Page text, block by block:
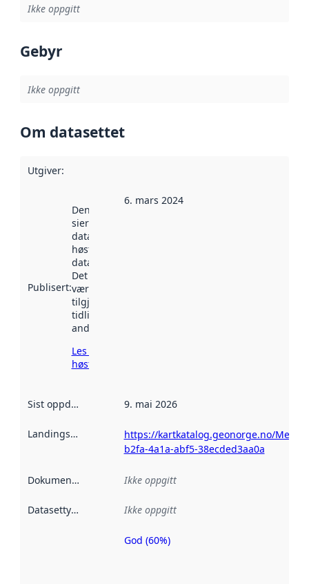
Ikke oppgitt
Gebyr
Ikke oppgitt
Om datasettet
Utgiver:
Publisert:
Denne datoen
sier når
datasettet ble
høstet av
data.norge.no.
Det kan ha
vært
tilgjengelig
tidligere
andre steder.
Les mer om
høsting her
6. mars 2024
Sist oppdatert 9. mai 2026
Landingsside
https://kartkatalog.geonorge.no/
b2fa-4a1a-abf5-38ecded3aa0a
Dokumentasjon Ikke oppgitt
Datasettype Ikke oppgitt
Metadatakvalitet
God (60%)